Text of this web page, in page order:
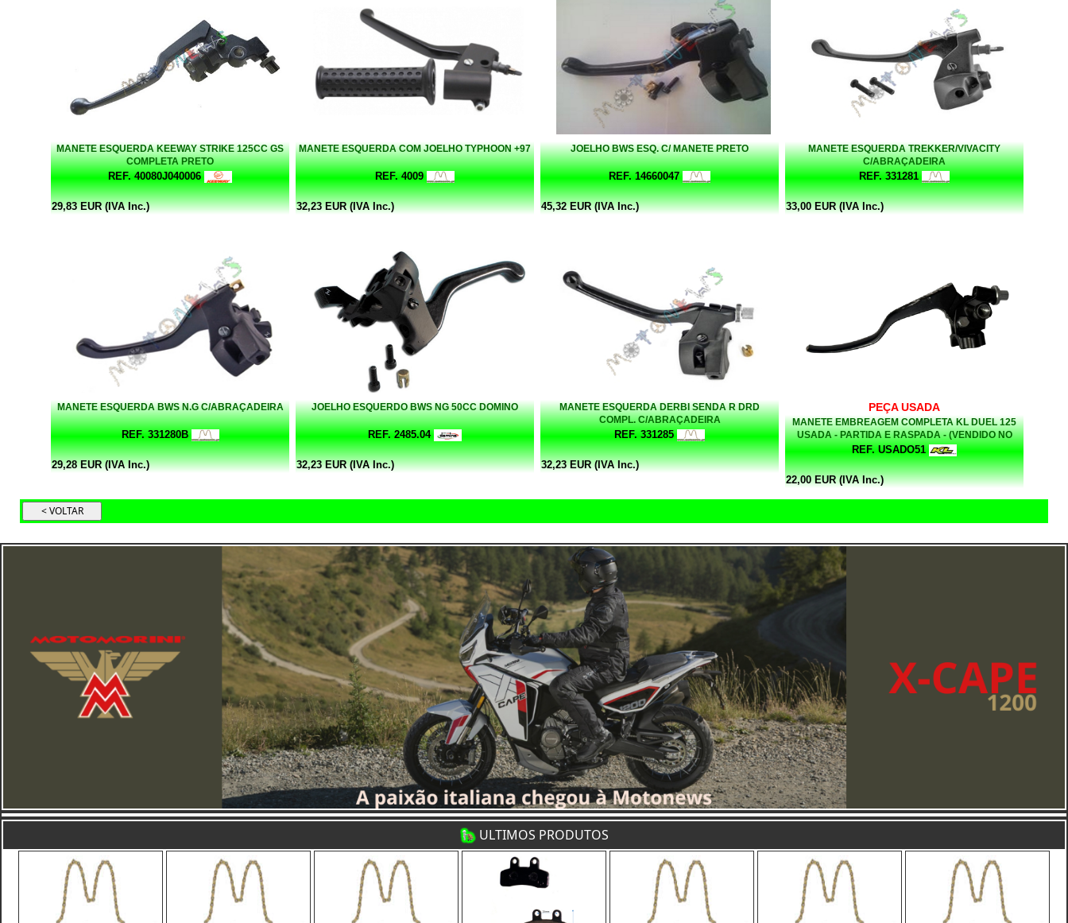
MANETE ESQUERDA KEEWAY STRIKE 125CC GS
COMPLETA PRETO
REF. 40080J040006
29,83 EUR (IVA Inc.)
MANETE ESQUERDA COM JOELHO TYPHOON +97
REF. 4009
32,23 EUR (IVA Inc.)
JOELHO BWS ESQ. C/ MANETE PRETO
REF. 14660047
45,32 EUR (IVA Inc.)
MANETE ESQUERDA TREKKER/VIVACITY
C/ABRAÇADEIRA
REF. 331281
33,00 EUR (IVA Inc.)
MANETE ESQUERDA BWS N.G C/ABRAÇADEIRA
REF. 331280B
29,28 EUR (IVA Inc.)
JOELHO ESQUERDO BWS NG 50CC DOMINO
REF. 2485.04
32,23 EUR (IVA Inc.)
MANETE ESQUERDA DERBI SENDA R DRD
COMPL. C/ABRAÇADEIRA
REF. 331285
32,23 EUR (IVA Inc.)
PEÇA USADA
MANETE EMBREAGEM COMPLETA KL DUEL 125
USADA - PARTIDA E RASPADA - (VENDIDO NO
ESTADO QUE SE ENCONTRA)
REF. USADO51
22,00 EUR (IVA Inc.)
ULTIMOS PRODUTOS